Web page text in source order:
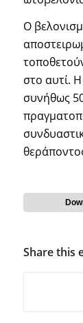
Ο
στο αυτί. Η
συνήθως
Share this